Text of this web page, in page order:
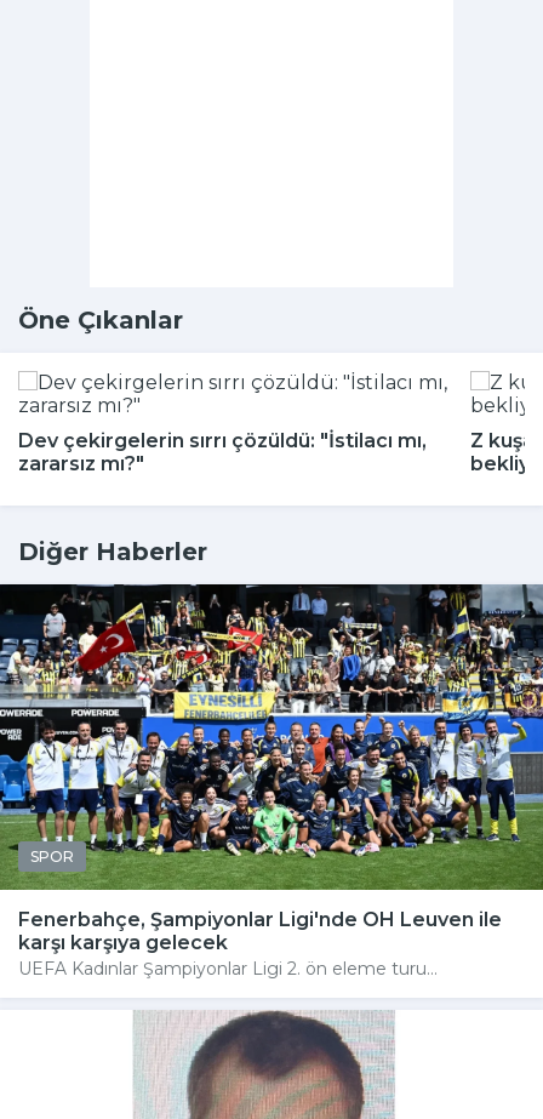
Öne Çıkanlar
Dev çekirgelerin sırrı çözüldü: "İstilacı mı,
zararsız mı?"
Z
Diğer Haberler
SPOR
Fenerbahçe, Şampiyonlar Ligi'nde OH Leuven ile
karşı karşıya gelecek
UEFA Kadınlar Şampiyonlar Ligi 2. ön eleme turu...